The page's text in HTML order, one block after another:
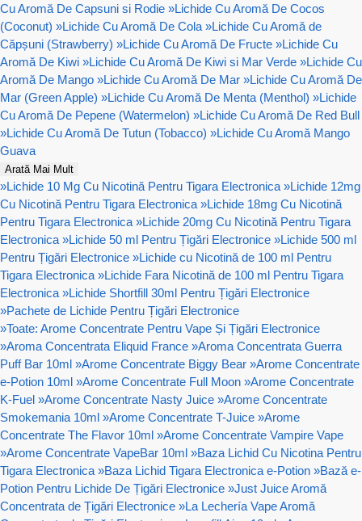
Cu Aromă De Capsuni si Rodie »Lichide Cu Aromă De Cocos
(Coconut) »Lichide Cu Aromă De Cola »Lichide Cu Aromă de
Căpșuni (Strawberry) »Lichide Cu Aromă De Fructe »Lichide Cu
Aromă De Kiwi »Lichide Cu Aromă De Kiwi si Mar Verde »Lichide Cu
Aromă De Mango »Lichide Cu Aromă De Mar »Lichide Cu Aromă De
Mar (Green Apple) »Lichide Cu Aromă De Menta (Menthol) »Lichide
Cu Aromă De Pepene (Watermelon) »Lichide Cu Aromă De Red Bull
»Lichide Cu Aromă De Tutun (Tobacco) »Lichide Cu Aromă Mango
Guava
Arată Mai Mult
»Lichide 10 Mg Cu Nicotină Pentru Tigara Electronica »Lichide 12mg
Cu Nicotină Pentru Tigara Electronica »Lichide 18mg Cu Nicotină
Pentru Tigara Electronica »Lichide 20mg Cu Nicotină Pentru Tigara
Electronica »Lichide 50 ml Pentru Țigări Electronice »Lichide 500 ml
Pentru Țigări Electronice »Lichide cu Nicotină de 100 ml Pentru
Tigara Electronica »Lichide Fara Nicotină de 100 ml Pentru Tigara
Electronica »Lichide Shortfill 30ml Pentru Țigări Electronice
»Pachete de Lichide Pentru Țigări Electronice
»Toate: Arome Concentrate Pentru Vape Și Țigări Electronice
»Aroma Concentrata Eliquid France »Aroma Concentrata Guerra
Puff Bar 10ml »Arome Concentrate Biggy Bear »Arome Concentrate
e-Potion 10ml »Arome Concentrate Full Moon »Arome Concentrate
K-Fuel »Arome Concentrate Nasty Juice »Arome Concentrate
Smokemania 10ml »Arome Concentrate T-Juice »Arome
Concentrate The Flavor 10ml »Arome Concentrate Vampire Vape
»Arome Concentrate VapeBar 10ml »Baza Lichid Cu Nicotina Pentru
Tigara Electronica »Baza Lichid Tigara Electronica e-Potion »Bază e-
Potion Pentru Lichide De Țigări Electronice »Just Juice Aromă
Concentrata de Țigări Electronice »La Lechería Vape Aromă